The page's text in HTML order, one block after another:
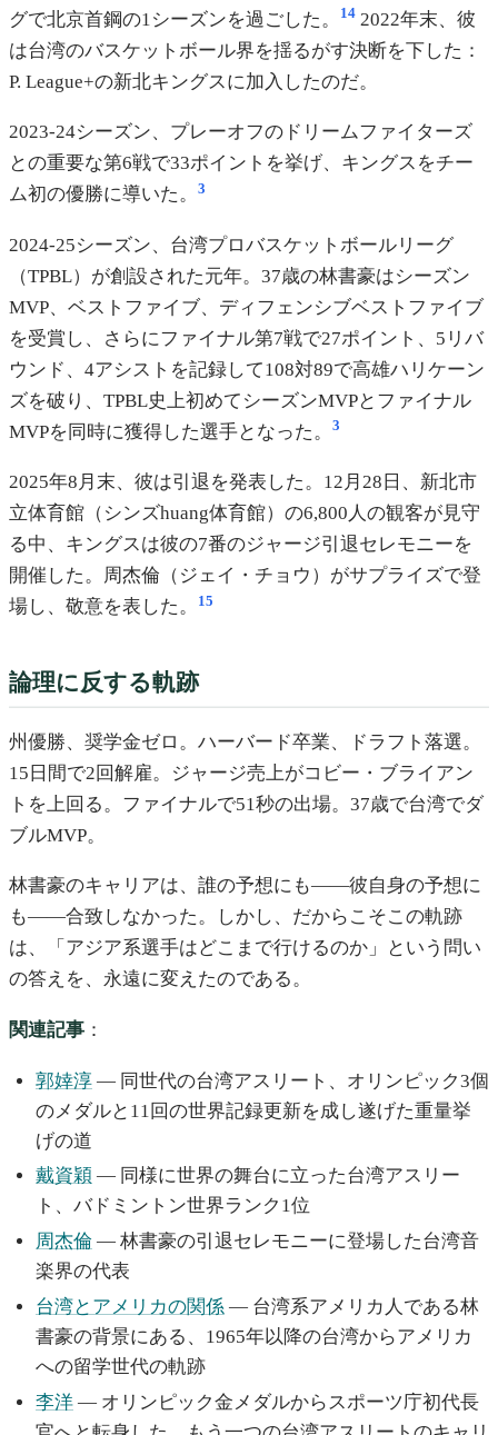
グで北京首鋼の1シーズンを過ごした。
14 2022年末、彼
は台湾のバスケットボール界を揺るがす決断を下した：
P. League+の新北キングスに加入したのだ。
2023-24シーズン、プレーオフのドリームファイターズ
との重要な第6戦で33ポイントを挙げ、キングスをチー
ム初の優勝に導いた。
3
2024-25シーズン、台湾プロバスケットボールリーグ
（TPBL）が創設された元年。37歳の林書豪はシーズン
MVP、ベストファイブ、ディフェンシブベストファイブ
を受賞し、さらにファイナル第7戦で27ポイント、5リバ
ウンド、4アシストを記録して108対89で高雄ハリケーン
ズを破り、TPBL史上初めてシーズンMVPとファイナル
MVPを同時に獲得した選手となった。
3
2025年8月末、彼は引退を発表した。12月28日、新北市
立体育館（シンズhuang体育館）の6,800人の観客が見守
る中、キングスは彼の7番のジャージ引退セレモニーを
開催した。周杰倫（ジェイ・チョウ）がサプライズで登
場し、敬意を表した。
15
論理に反する軌跡
州優勝、奨学金ゼロ。ハーバード卒業、ドラフト落選。
15日間で2回解雇。ジャージ売上がコビー・ブライアン
トを上回る。ファイナルで51秒の出場。37歳で台湾でダ
ブルMVP。
林書豪のキャリアは、誰の予想にも——彼自身の予想に
も——合致しなかった。しかし、だからこそこの軌跡
は、「アジア系選手はどこまで行けるのか」という問い
の答えを、永遠に変えたのである。
関連記事 ：
郭婞淳 — 同世代の台湾アスリート、オリンピック3個
のメダルと11回の世界記録更新を成し遂げた重量挙
げの道
戴資穎 — 同様に世界の舞台に立った台湾アスリー
ト、バドミントン世界ランク1位
周杰倫 — 林書豪の引退セレモニーに登場した台湾音
楽界の代表
台湾とアメリカの関係 — 台湾系アメリカ人である林
書豪の背景にある、1965年以降の台湾からアメリカ
への留学世代の軌跡
李洋 — オリンピック金メダルからスポーツ庁初代長